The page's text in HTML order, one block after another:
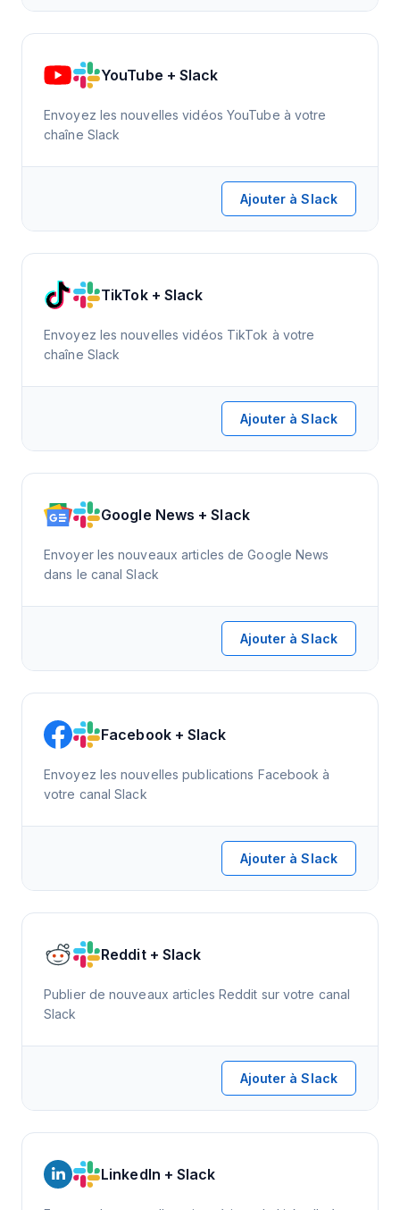
YouTube + Slack
Envoyez les nouvelles vidéos YouTube à votre
chaîne Slack
Ajouter à Slack
TikTok + Slack
Envoyez les nouvelles vidéos TikTok à votre
chaîne Slack
Ajouter à Slack
Google News + Slack
Envoyer les nouveaux articles de Google News
dans le canal Slack
Ajouter à Slack
Facebook + Slack
Envoyez les nouvelles publications Facebook à
votre canal Slack
Ajouter à Slack
Reddit + Slack
Publier de nouveaux articles Reddit sur votre canal
Slack
Ajouter à Slack
LinkedIn + Slack